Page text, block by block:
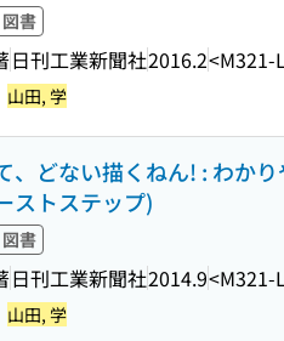
図書
日刊工業新聞社2016.2<M321-
山田, 学
、どない描くねん! : わか
ストステップ)
図書
日刊工業新聞社2014.9<M321-
山田, 学